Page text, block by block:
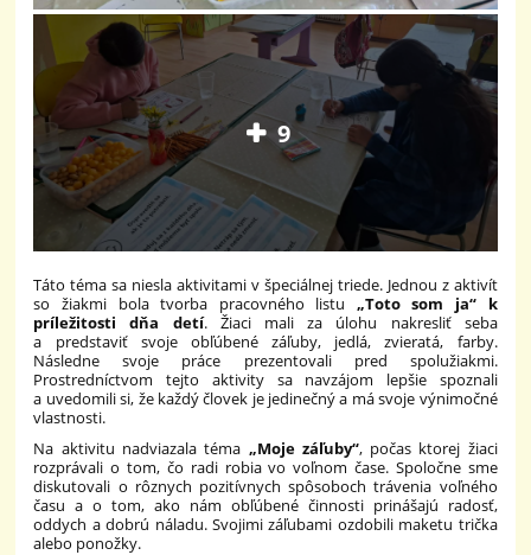
9
Táto téma sa niesla aktivitami v špeciálnej triede. Jednou z aktivít
so žiakmi bola tvorba pracovného listu „Toto som ja“ k
príležitosti dňa detí. Žiaci mali za úlohu nakresliť seba
a predstaviť svoje obľúbené záľuby, jedlá, zvieratá, farby.
Následne svoje práce prezentovali pred spolužiakmi.
Prostredníctvom tejto aktivity sa navzájom lepšie spoznali
a uvedomili si, že každý človek je jedinečný a má svoje výnimočné
vlastnosti.
Na aktivitu nadviazala téma „Moje záľuby“, počas ktorej žiaci
rozprávali o tom, čo radi robia vo voľnom čase. Spoločne sme
diskutovali o rôznych pozitívnych spôsoboch trávenia voľného
času a o tom, ako nám obľúbené činnosti prinášajú radosť,
oddych a dobrú náladu. Svojimi záľubami ozdobili maketu trička
alebo ponožky.